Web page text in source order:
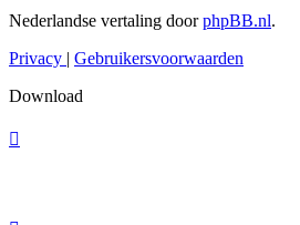
Nederlandse vertaling doorphpBB.nl.
Privacy | Gebruikersvoorwaarden
Download